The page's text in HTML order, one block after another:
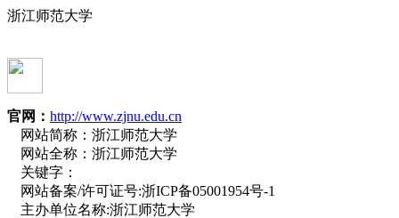
浙江师范大学
官网： http://www.zjnu.edu.cn
网站简称： 浙江师范大学
网站全称： 浙江师范大学
关键字：
网站备案/许可证号:浙ICP备05001954号-1
主办单位名称:浙江师范大学